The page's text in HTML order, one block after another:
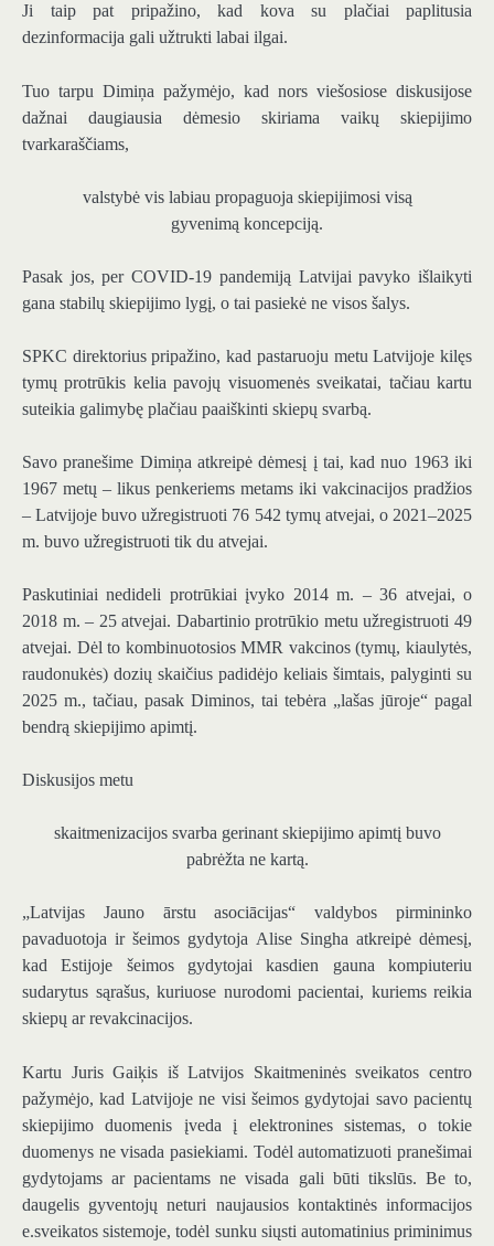
Ji taip pat pripažino, kad kova su plačiai paplitusia
dezinformacija gali užtrukti labai ilgai.
Tuo tarpu Dimiņa pažymėjo, kad nors viešosiose diskusijose
dažnai daugiausia dėmesio skiriama vaikų skiepijimo
tvarkaraščiams,
valstybė vis labiau propaguoja skiepijimosi visą
gyvenimą koncepciją.
Pasak jos, per COVID-19 pandemiją Latvijai pavyko išlaikyti
gana stabilų skiepijimo lygį, o tai pasiekė ne visos šalys.
SPKC direktorius pripažino, kad pastaruoju metu Latvijoje kilęs
tymų protrūkis kelia pavojų visuomenės sveikatai, tačiau kartu
suteikia galimybę plačiau paaiškinti skiepų svarbą.
Savo pranešime Dimiņa atkreipė dėmesį į tai, kad nuo 1963 iki
1967 metų – likus penkeriems metams iki vakcinacijos pradžios
– Latvijoje buvo užregistruoti 76 542 tymų atvejai, o 2021–2025
m. buvo užregistruoti tik du atvejai.
Paskutiniai nedideli protrūkiai įvyko 2014 m. – 36 atvejai, o
2018 m. – 25 atvejai. Dabartinio protrūkio metu užregistruoti 49
atvejai. Dėl to kombinuotosios MMR vakcinos (tymų, kiaulytės,
raudonukės) dozių skaičius padidėjo keliais šimtais, palyginti su
2025 m., tačiau, pasak Diminos, tai tebėra „lašas jūroje“ pagal
bendrą skiepijimo apimtį.
Diskusijos metu
skaitmenizacijos svarba gerinant skiepijimo apimtį buvo
pabrėžta ne kartą.
„Latvijas Jauno ārstu asociācijas“ valdybos pirmininko
pavaduotoja ir šeimos gydytoja Alise Singha atkreipė dėmesį,
kad Estijoje šeimos gydytojai kasdien gauna kompiuteriu
sudarytus sąrašus, kuriuose nurodomi pacientai, kuriems reikia
skiepų ar revakcinacijos.
Kartu Juris Gaiķis iš Latvijos Skaitmeninės sveikatos centro
pažymėjo, kad Latvijoje ne visi šeimos gydytojai savo pacientų
skiepijimo duomenis įveda į elektronines sistemas, o tokie
duomenys ne visada pasiekiami. Todėl automatizuoti pranešimai
gydytojams ar pacientams ne visada gali būti tikslūs. Be to,
daugelis gyventojų neturi naujausios kontaktinės informacijos
e.sveikatos sistemoje, todėl sunku siųsti automatinius priminimus